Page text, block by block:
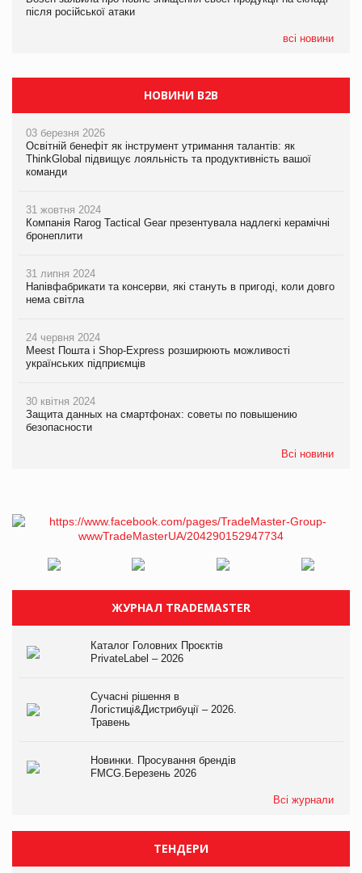
після російської атаки
всі новини
після російської атаки
після російської атаки
НОВИНИ B2B
03 березня 2026
Освітній бенефіт як інструмент утримання талантів: як
ThinkGlobal підвищує лояльність та продуктивність вашої
команди
31 жовтня 2024
Компанія Rarog Tactical Gear презентувала надлегкі керамічні
бронеплити
31 липня 2024
Напівфабрикати та консерви, які стануть в пригоді, коли довго
нема світла
24 червня 2024
Meest Пошта і Shop-Express розширюють можливості
українських підприємців
30 квітня 2024
Защита данных на смартфонах: советы по повышению
безопасности
Всі новини
ЖУРНАЛ TRADEMASTER
Каталог Головних Проєктів
PrivateLabel – 2026
Сучасні рішення в
Логістиці&Дистрибуції – 2026.
Травень
Новинки. Просування брендів
FMCG.Березень 2026
Всі журнали
ТЕНДЕРИ